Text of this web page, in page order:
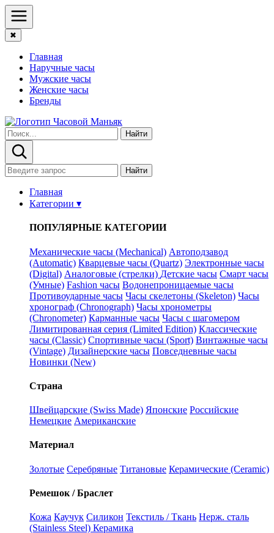
✖
Главная
Наручные часы
Мужские часы
Женские часы
Бренды
Найти
Найти
Главная
Категории ▾
ПОПУЛЯРНЫЕ КАТЕГОРИИ
Механические часы (Mechanical) Автоподзавод
(Automatic) Кварцевые часы (Quartz) Электронные часы
(Digital) Аналоговые (стрелки) Детские часы Смарт часы
(Умные) Fashion часы Водонепроницаемые часы
Противоударные часы Часы скелетоны (Skeleton) Часы
хронограф (Chronograph) Часы хронометры
(Chronometer) Карманные часы Часы с шагомером
Лимитированная серия (Limited Edition) Классические
часы (Classic) Спортивные часы (Sport) Винтажные часы
(Vintage) Дизайнерские часы Повседневные часы
Новинки (New)
Страна
Швейцарские (Swiss Made) Японские Российские
Немецкие Американские
Материал
Золотые Серебряные Титановые Керамические (Ceramic)
Ремешок / Браслет
Кожа Каучук Силикон Текстиль / Ткань Нерж. сталь
(Stainless Steel) Керамика